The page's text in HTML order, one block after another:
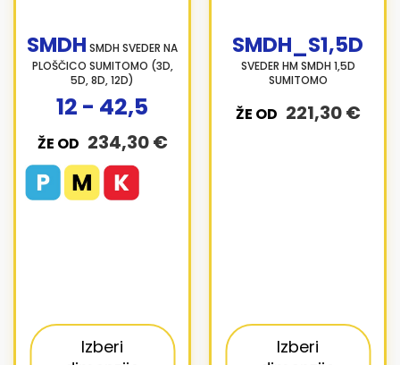
SMDH SMDH SVEDER NA
PLOŠČICO SUMITOMO (3D,
5D, 8D, 12D)
ŽE OD 234,30 €
12 - 42,5
Izberi
SMDH_S1,5D
SVEDER HM SMDH 1,5D
SUMITOMO
ŽE OD 221,30 €
Izberi